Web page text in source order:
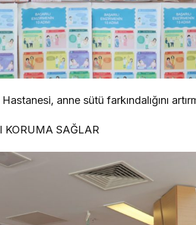
anne sütü farkındalığını
KORUMA SAĞLAR